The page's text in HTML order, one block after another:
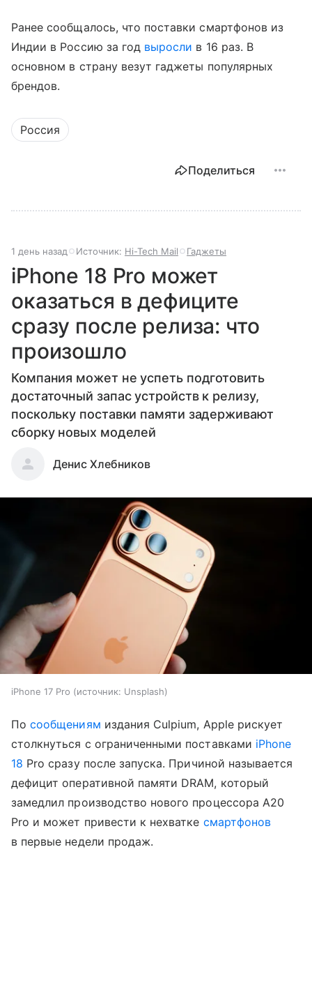
Ранее сообщалось, что поставки смартфонов из
Индии в Россию за год выросли в 16 раз. В
основном в страну везут гаджеты популярных
брендов.
Россия
Поделиться
1 день назад Источник: Hi-Tech Mail Гаджеты
iPhone 18 Pro может
оказаться в дефиците
сразу после релиза: что
произошло
Компания может не успеть подготовить
достаточный запас устройств к релизу,
поскольку поставки памяти задерживают
сборку новых моделей
Денис Хлебников
iPhone 17 Pro источник: Unsplash
Посообщениям издания Culpium, Apple рискует
столкнуться с ограниченными поставками iPhone
18 Pro сразу после запуска. Причиной называется
дефицит оперативной памяти DRAM, который
замедлил производство нового процессора A20
Pro и может привести к нехватке смартфонов
в первые недели продаж.